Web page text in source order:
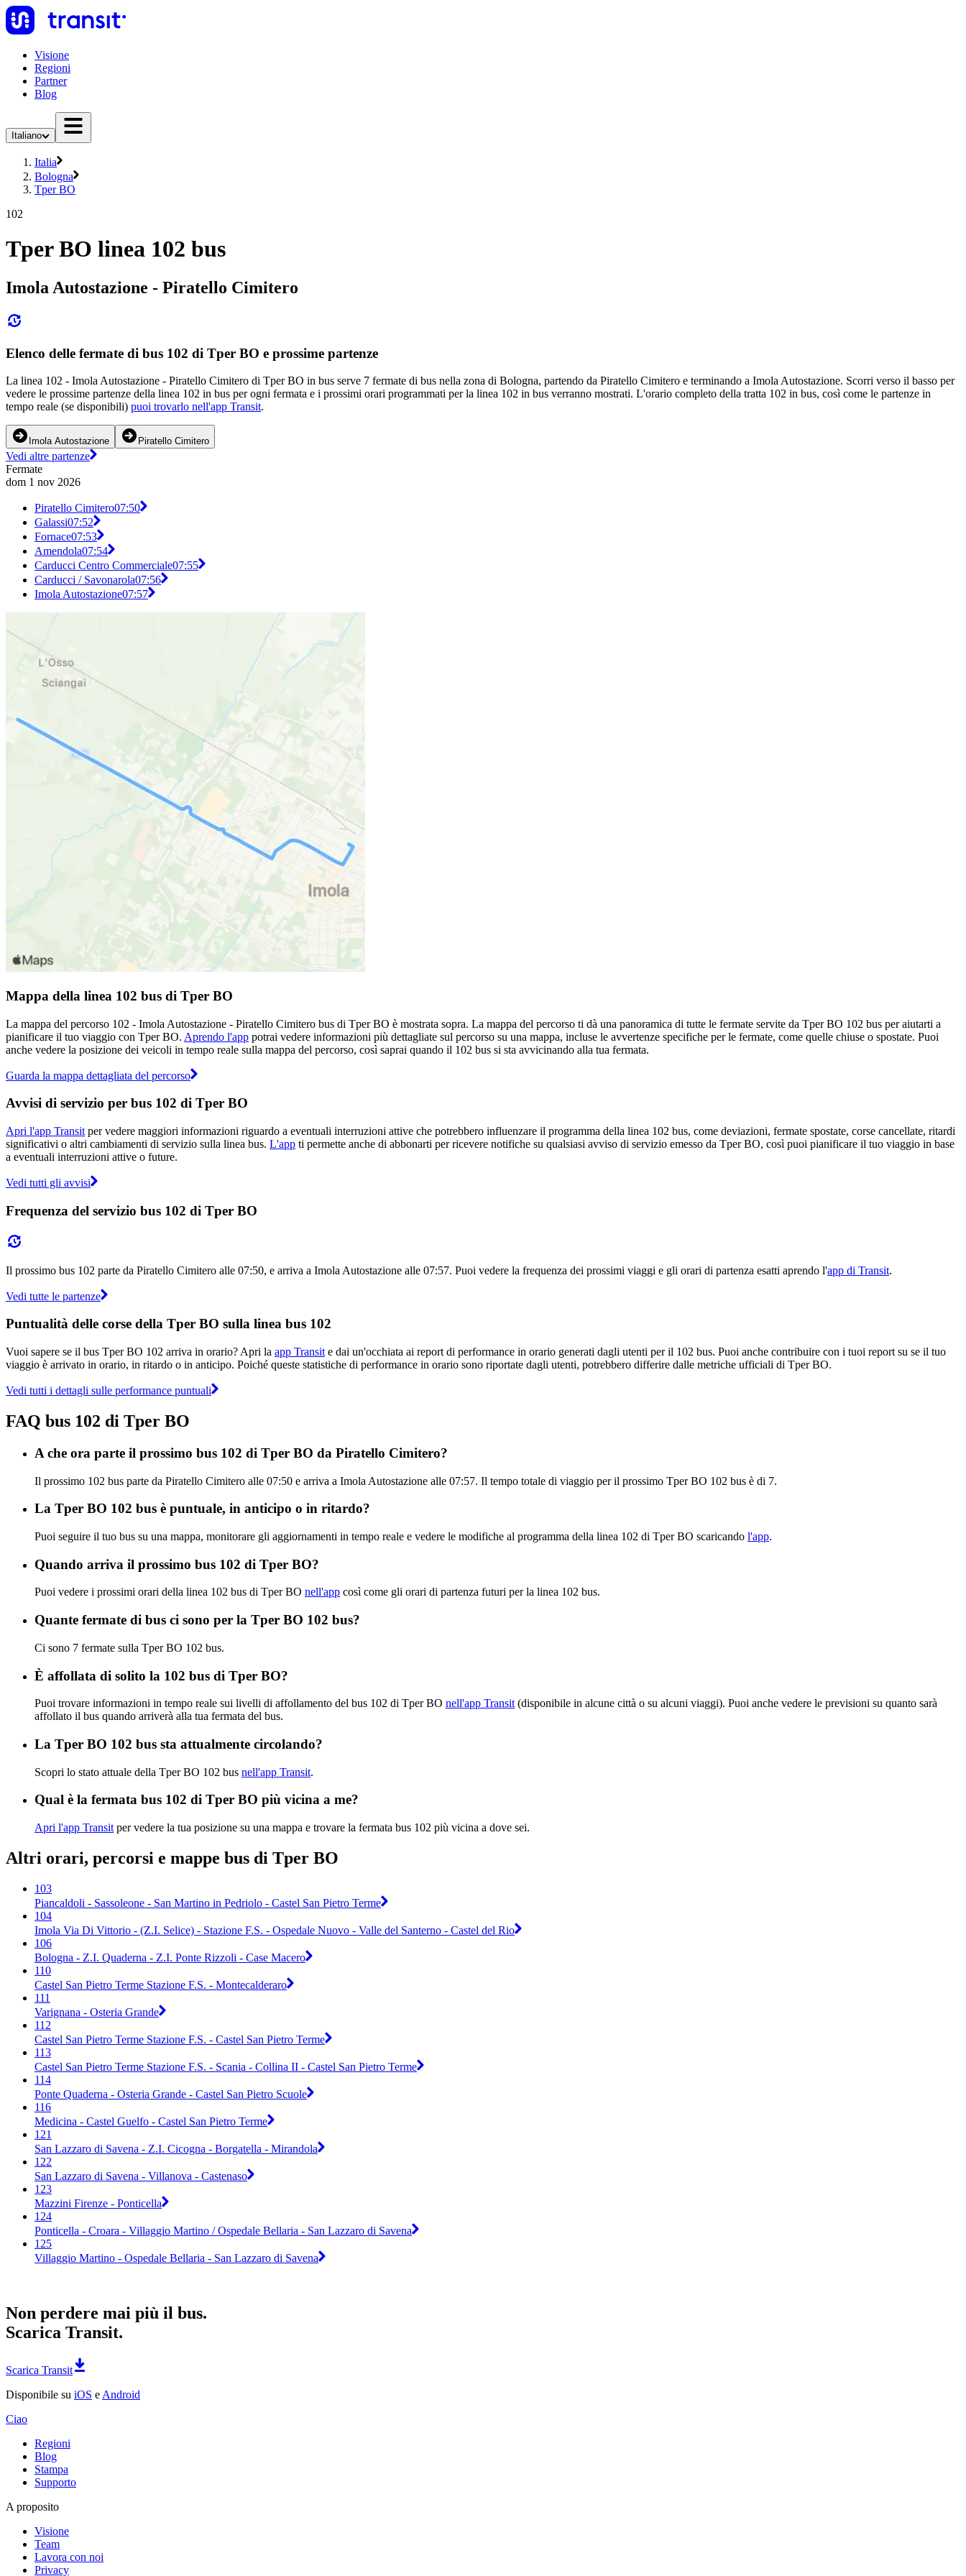
Visione
Regioni
Partner
Blog
Italiano
Italia
Bologna
Tper BO
102
Tper BO linea 102 bus
Imola Autostazione - Piratello Cimitero
Elenco delle fermate di bus 102 di Tper BO e prossime partenze
La linea 102 - Imola Autostazione - Piratello Cimitero di Tper BO in bus serve 7 fermate di bus nella zona di Bologna, partendo da Piratello Cimitero e terminando a Imola Autostazione. Scorri verso il basso per
vedere le prossime partenze della linea 102 in bus per ogni fermata e i prossimi orari programmati per la linea 102 in bus verranno mostrati. L'orario completo della tratta 102 in bus, così come le partenze in
tempo reale (se disponibili) puoi trovarlo nell'app Transit.
Imola Autostazione Piratello Cimitero
Vedi altre partenze
Fermate
dom 1 nov 2026
Piratello Cimitero07:50
Galassi07:52
Fornace07:53
Amendola07:54
Carducci Centro Commerciale07:55
Carducci / Savonarola07:56
Imola Autostazione07:57
Mappa della linea 102 bus di Tper BO
La mappa del percorso 102 - Imola Autostazione - Piratello Cimitero bus di Tper BO è mostrata sopra. La mappa del percorso ti dà una panoramica di tutte le fermate servite da Tper BO 102 bus per aiutarti a
pianificare il tuo viaggio con Tper BO. Aprendo l'app potrai vedere informazioni più dettagliate sul percorso su una mappa, incluse le avvertenze specifiche per le fermate, come quelle chiuse o spostate. Puoi
anche vedere la posizione dei veicoli in tempo reale sulla mappa del percorso, così saprai quando il 102 bus si sta avvicinando alla tua fermata.
Guarda la mappa dettagliata del percorso
Avvisi di servizio per bus 102 di Tper BO
Apri l'app Transit per vedere maggiori informazioni riguardo a eventuali interruzioni attive che potrebbero influenzare il programma della linea 102 bus, come deviazioni, fermate spostate, corse cancellate, ritardi
significativi o altri cambiamenti di servizio sulla linea bus. L'app ti permette anche di abbonarti per ricevere notifiche su qualsiasi avviso di servizio emesso da Tper BO, così puoi pianificare il tuo viaggio in base
a eventuali interruzioni attive o future.
Vedi tutti gli avvisi
Frequenza del servizio bus 102 di Tper BO
Il prossimo bus 102 parte da Piratello Cimitero alle 07:50, e arriva a Imola Autostazione alle 07:57. Puoi vedere la frequenza dei prossimi viaggi e gli orari di partenza esatti aprendo l'app di Transit.
Vedi tutte le partenze
Puntualità delle corse della Tper BO sulla linea bus 102
Vuoi sapere se il bus Tper BO 102 arriva in orario? Apri la app Transit e dai un'occhiata ai report di performance in orario generati dagli utenti per il 102 bus. Puoi anche contribuire con i tuoi report su se il tuo
viaggio è arrivato in orario, in ritardo o in anticipo. Poiché queste statistiche di performance in orario sono riportate dagli utenti, potrebbero differire dalle metriche ufficiali di Tper BO.
Vedi tutti i dettagli sulle performance puntuali
FAQ bus 102 di Tper BO
A che ora parte il prossimo bus 102 di Tper BO da Piratello Cimitero?
Il prossimo 102 bus parte da Piratello Cimitero alle 07:50 e arriva a Imola Autostazione alle 07:57. Il tempo totale di viaggio per il prossimo Tper BO 102 bus è di 7.
La Tper BO 102 bus è puntuale, in anticipo o in ritardo?
Puoi seguire il tuo bus su una mappa, monitorare gli aggiornamenti in tempo reale e vedere le modifiche al programma della linea 102 di Tper BO scaricando l'app.
Quando arriva il prossimo bus 102 di Tper BO?
Puoi vedere i prossimi orari della linea 102 bus di Tper BO nell'app così come gli orari di partenza futuri per la linea 102 bus.
Quante fermate di bus ci sono per la Tper BO 102 bus?
Ci sono 7 fermate sulla Tper BO 102 bus.
È affollata di solito la 102 bus di Tper BO?
Puoi trovare informazioni in tempo reale sui livelli di affollamento del bus 102 di Tper BO nell'app Transit (disponibile in alcune città o su alcuni viaggi). Puoi anche vedere le previsioni su quanto sarà
affollato il bus quando arriverà alla tua fermata del bus.
La Tper BO 102 bus sta attualmente circolando?
Scopri lo stato attuale della Tper BO 102 bus nell'app Transit.
Qual è la fermata bus 102 di Tper BO più vicina a me?
Apri l'app Transit per vedere la tua posizione su una mappa e trovare la fermata bus 102 più vicina a dove sei.
Altri orari, percorsi e mappe bus di Tper BO
103
Piancaldoli - Sassoleone - San Martino in Pedriolo - Castel San Pietro Terme
104
Imola Via Di Vittorio - (Z.I. Selice) - Stazione F.S. - Ospedale Nuovo - Valle del Santerno - Castel del Rio
106
Bologna - Z.I. Quaderna - Z.I. Ponte Rizzoli - Case Macero
110
Castel San Pietro Terme Stazione F.S. - Montecalderaro
111
Varignana - Osteria Grande
112
Castel San Pietro Terme Stazione F.S. - Castel San Pietro Terme
113
Castel San Pietro Terme Stazione F.S. - Scania - Collina II - Castel San Pietro Terme
114
Ponte Quaderna - Osteria Grande - Castel San Pietro Scuole
116
Medicina - Castel Guelfo - Castel San Pietro Terme
121
San Lazzaro di Savena - Z.I. Cicogna - Borgatella - Mirandola
122
San Lazzaro di Savena - Villanova - Castenaso
123
Mazzini Firenze - Ponticella
124
Ponticella - Croara - Villaggio Martino / Ospedale Bellaria - San Lazzaro di Savena
125
Villaggio Martino - Ospedale Bellaria - San Lazzaro di Savena
Non perdere mai più il bus.
Scarica Transit.
Scarica Transit
Disponibile su iOS e Android
Ciao
Regioni
Blog
Stampa
Supporto
A proposito
Visione
Team
Lavora con noi
Privacy